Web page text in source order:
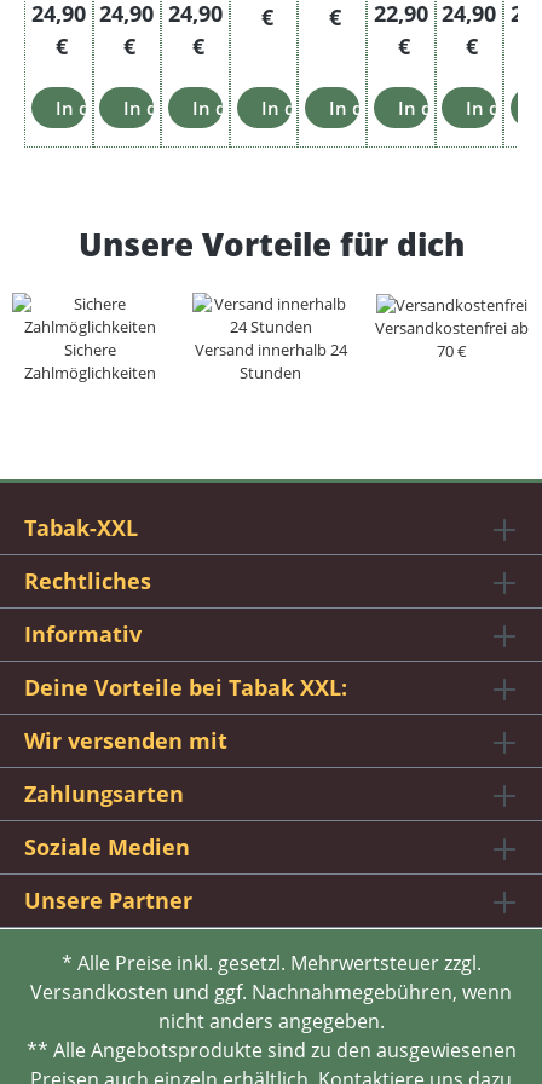
Regulärer Preis:
24,90
€
In den Warenkorb
Regulärer Preis:
24,90
€
In den Warenkorb
Regulärer Preis:
24,90
€
In den Warenkorb
€
In den Warenkorb
€
In den Warenkorb
Regulärer Preis:
22,90
€
In den
24,90
€
In den
Unsere Vorteile für dich
Sichere
Zahlmöglichkeiten
Versand innerhalb 24
Stunden
Versandkostenfrei ab
70 €
Tabak-XXL
Rechtliches
Informativ
Deine Vorteile bei Tabak XXL:
Wir versenden mit
Zahlungsarten
Soziale Medien
Unsere Partner
* Alle Preise inkl. gesetzl. Mehrwertsteuer zzgl.
Versandkosten und ggf. Nachnahmegebühren, wenn
nicht anders angegeben.
** Alle Angebotsprodukte sind zu den ausgewiesenen